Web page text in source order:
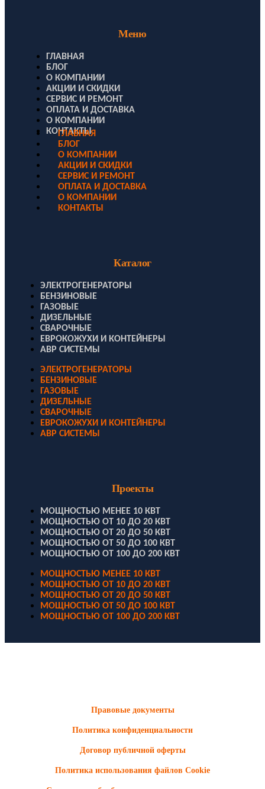
Меню
ГЛАВНАЯ
БЛОГ
О КОМПАНИИ
АКЦИИ И СКИДКИ
СЕРВИС И РЕМОНТ
ОПЛАТА И ДОСТАВКА
О КОМПАНИИ
КОНТАКТЫ
ГЛАВНАЯ
БЛОГ
О КОМПАНИИ
АКЦИИ И СКИДКИ
СЕРВИС И РЕМОНТ
ОПЛАТА И ДОСТАВКА
О КОМПАНИИ
КОНТАКТЫ
Каталог
ЭЛЕКТРОГЕНЕРАТОРЫ
БЕНЗИНОВЫЕ
ГАЗОВЫЕ
ДИЗЕЛЬНЫЕ
СВАРОЧНЫЕ
ЕВРОКОЖУХИ И КОНТЕЙНЕРЫ
АВР СИСТЕМЫ
ЭЛЕКТРОГЕНЕРАТОРЫ
БЕНЗИНОВЫЕ
ГАЗОВЫЕ
ДИЗЕЛЬНЫЕ
СВАРОЧНЫЕ
ЕВРОКОЖУХИ И КОНТЕЙНЕРЫ
АВР СИСТЕМЫ
Проекты
МОЩНОСТЬЮ МЕНЕЕ 10 КВТ
МОЩНОСТЬЮ ОТ 10 ДО 20 КВТ
МОЩНОСТЬЮ ОТ 20 ДО 50 КВТ
МОЩНОСТЬЮ ОТ 50 ДО 100 КВТ
МОЩНОСТЬЮ ОТ 100 ДО 200 КВТ
МОЩНОСТЬЮ МЕНЕЕ 10 КВТ
МОЩНОСТЬЮ ОТ 10 ДО 20 КВТ
МОЩНОСТЬЮ ОТ 20 ДО 50 КВТ
МОЩНОСТЬЮ ОТ 50 ДО 100 КВТ
МОЩНОСТЬЮ ОТ 100 ДО 200 КВТ
Правовые документы
Политика конфиденциальности
Договор публичной оферты
Политика использования файлов Cookie